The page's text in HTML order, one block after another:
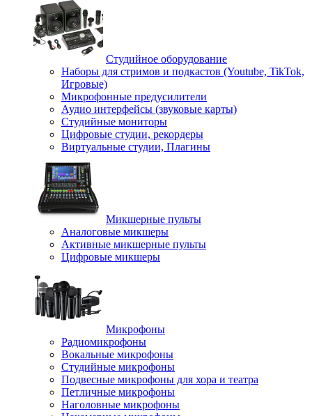
Студийное оборудование
Наборы для стримов и подкастов (Youtube, TikTok,
Игровые)
Микрофонные предусилители
Аудио интерфейсы (звуковые карты)
Студийные мониторы
Цифровые студии, рекордеры
Виртуальные студии, Плагины
Микшерные пульты
Аналоговые микшеры
Активные микшерные пульты
Цифровые микшеры
Микрофоны
Радиомикрофоны
Вокальные микрофоны
Студийные микрофоны
Подвесные микрофоны для хора и театра
Петличные микрофоны
Наголовные микрофоны